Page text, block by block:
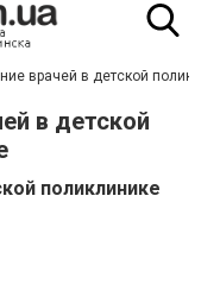
врачей в детской
в детской
поликлинике